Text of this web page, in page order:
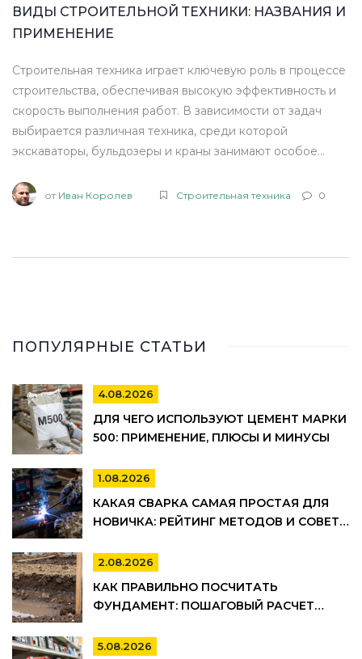
ВИДЫ СТРОИТЕЛЬНОЙ ТЕХНИКИ: НАЗВАНИЯ И
ПРИМЕНЕНИЕ
Строительная техника играет ключевую роль в процессе
строительства, обеспечивая высокую эффективность и
скорость выполнения работ. В зависимости от задач
выбирается различная техника, среди которой
экскаваторы, бульдозеры и краны занимают особое
характеристиками и предназначением, что делает их
от Иван Королев Строительная техника 0
ПОПУЛЯРНЫЕ СТАТЬИ
4.08.2026
ДЛЯ ЧЕГО ИСПОЛЬЗУЮТ ЦЕМЕНТ МАРКИ
500: ПРИМЕНЕНИЕ, ПЛЮСЫ И МИНУСЫ
1.08.2026
КАКАЯ СВАРКА САМАЯ ПРОСТАЯ ДЛЯ
НОВИЧКА: РЕЙТИНГ МЕТОДОВ И СОВЕТЫ
2.08.2026
КАК ПРАВИЛЬНО ПОСЧИТАТЬ
ФУНДАМЕНТ: ПОШАГОВЫЙ РАСЧЕТ
ОПАЛУБКИ
5.08.2026